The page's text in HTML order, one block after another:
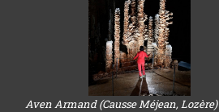
Aven Armand (Causse Méjean, Lozère)